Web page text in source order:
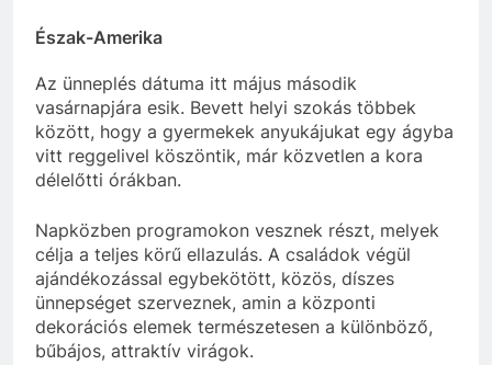
Észak-Amerika
Az ünneplés dátuma itt május második
vasárnapjára esik. Bevett helyi szokás többek
között, hogy a gyermekek anyukájukat egy ágyba
vitt reggelivel köszöntik, már közvetlen a kora
délelőtti órákban.
Napközben programokon vesznek részt, melyek
célja a teljes körű ellazulás. A családok végül
ajándékozással egybekötött, közös, díszes
ünnepséget szerveznek, amin a központi
dekorációs elemek természetesen a különböző,
bűbájos, attraktív virágok.